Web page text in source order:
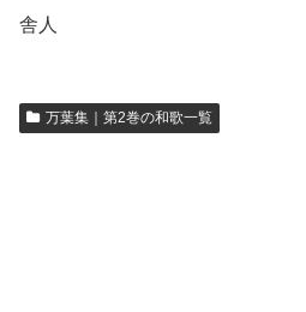
舎人
万葉集｜第2巻の和歌一覧